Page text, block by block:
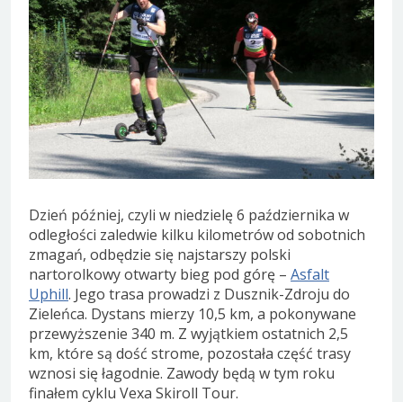
Dzień później, czyli w niedzielę 6 października w
odległości zaledwie kilku kilometrów od sobotnich
zmagań, odbędzie się najstarszy polski
nartorolkowy otwarty bieg pod górę – Asfalt
Uphill. Jego trasa prowadzi z Dusznik-Zdroju do
Zieleńca. Dystans mierzy 10,5 km, a pokonywane
przewyższenie 340 m. Z wyjątkiem ostatnich 2,5
km, które są dość strome, pozostała część trasy
wznosi się łagodnie. Zawody będą w tym roku
finałem cyklu Vexa Skiroll Tour.